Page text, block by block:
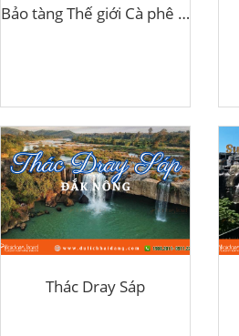
Bảo tàng Thế giới Cà phê Buôn Ma Thuột
Thác Dray Sáp